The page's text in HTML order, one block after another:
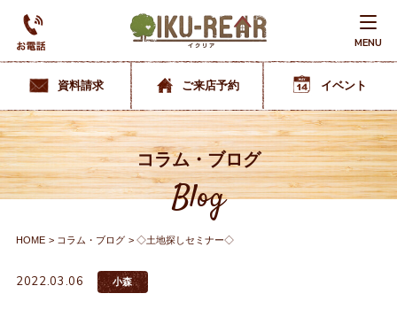
MENU
資料請求 ご来店予約 イベント
コラム・ブログ
Blog
HOME コラム・ブログ ◇土地探しセミナー◇
2022.03.06 小森